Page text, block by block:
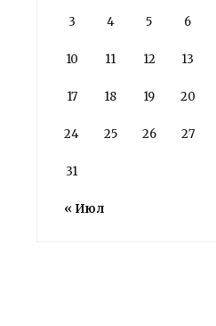
« Июл
3 4 5 6
10 11 12 13
17 18 19 20
24 25 26 27
31
РАБОТЫ
4 дня назад
Подробности в